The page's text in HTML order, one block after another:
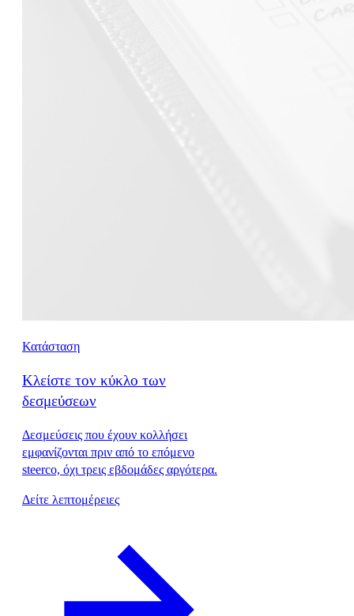
Κατάσταση
Κλείστε τον κύκλο των
δεσμεύσεων
Δεσμεύσεις που έχουν κολλήσει
εμφανίζονται πριν από το επόμενο
steerco, όχι τρεις εβδομάδες αργότερα.
Δείτε λεπτομέρειες